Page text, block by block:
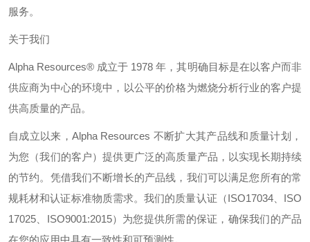
服务。
关于我们
Alpha Resources® 成立于 1978年，其明确目标是在以客户而非
供应商为中心的环境中，以公平的价格为燃烧分析行业的客户提
供高质量的产品。
自成立以来， Alpha Resources 不断扩大其产品线和质量计划，
为您（我们的客户）提供更广泛的高质量产品，以实现长期持续
的节约。凭借我们不断增长的产品线，我们可以满足您所有的常
规耗材和认证标准物质需求。我们的质量认证（ISO17034、 ISO
17025
ISO9001:2015）为您提供所需的保证，确保我们的产品
在您的应用中具有一致性和可预测性。